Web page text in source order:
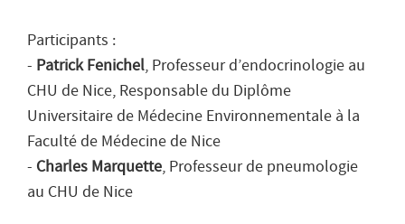
Participants :
- Patrick Fenichel, Professeur d’endocrinologie au
CHU de Nice, Responsable du Diplôme
Universitaire de Médecine Environnementale à la
Faculté de Médecine de Nice
- Charles Marquette, Professeur de pneumologie
au CHU de Nice